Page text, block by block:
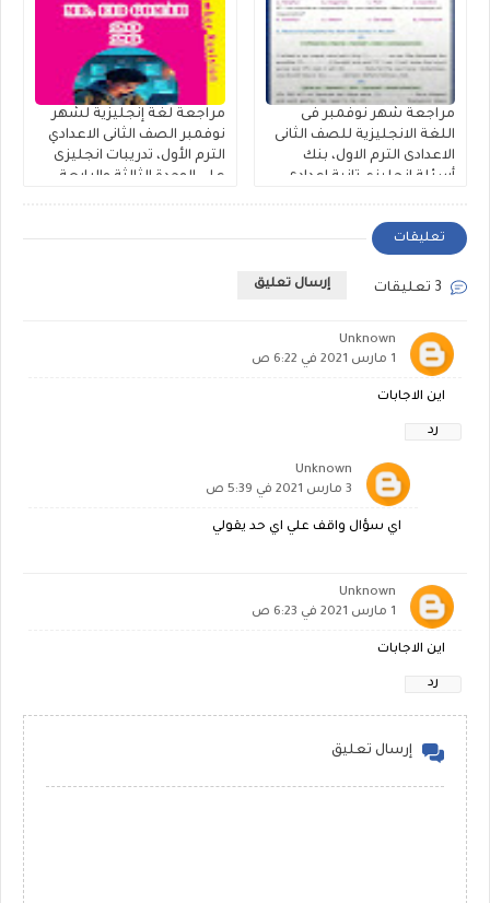
مراجعة شهر نوفمبر فى
اللغة الانجليزية للصف الثانى
الاعدادى الترم الاول، بنك
أسئلة إنجليزي تانية اعدادى
مستر حمادة حشيش
مراجعة لغة إنجليزية لشهر
نوفمبر الصف الثانى الاعدادي
الترم الأول، تدريبات انجليزى
على الوحدة الثالثة والرابعة
تعليقات
إرسال تعليق
Unknown
1 مارس 2021 في 6:22 ص
اين الاجابات
رد
Unknown
3 مارس 2021 في 5:39 ص
اي سؤال واقف علي اي حد يقولي
Unknown
1 مارس 2021 في 6:23 ص
اين الاجابات
رد
إرسال تعليق